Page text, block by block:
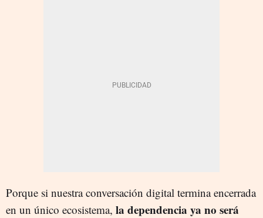
Porque si nuestra conversación digital termina encerrada
en un único ecosistema, la dependencia ya no será